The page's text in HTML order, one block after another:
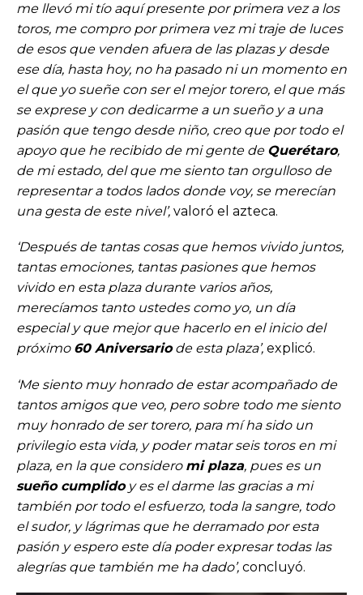
me llevó mi tío aquí presente por primera vez a los
toros, me compro por primera vez mi traje de luces
de esos que venden afuera de las plazas y desde
ese día, hasta hoy, no ha pasado ni un momento en
el que yo sueñe con ser el mejor torero, el que más
se exprese y con dedicarme a un sueño y a una
pasión que tengo desde niño, creo que por todo el
apoyo que he recibido de mi gente de Querétaro,
de mi estado, del que me siento tan orgulloso de
representar a todos lados donde voy, se merecían
una gesta de este nivel’, valoró el azteca.
‘Después de tantas cosas que hemos vivido juntos,
tantas emociones, tantas pasiones que hemos
vivido en esta plaza durante varios años,
merecíamos tanto ustedes como yo, un día
especial y que mejor que hacerlo en el inicio del
próximo 60 Aniversariode esta plaza’, explicó.
‘Me siento muy honrado de estar acompañado de
tantos amigos que veo, pero sobre todo me siento
muy honrado de ser torero, para mí ha sido un
privilegio esta vida, y poder matar seis toros en mi
plaza, en la que considero mi plaza, pues es un
sueño cumplidoy es el darme las gracias a mi
también por todo el esfuerzo, toda la sangre, todo
el sudor, y lágrimas que he derramado por esta
pasión y espero este día poder expresar todas las
alegrías que también me ha dado’, concluyó.